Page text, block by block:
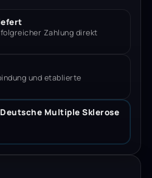
Zahlung direkt
und etablierte
Multiple Sklerose